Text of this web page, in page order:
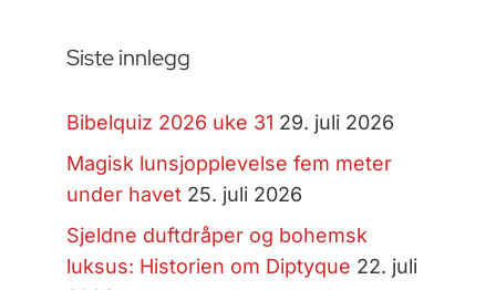
Siste innlegg
Bibelquiz 2026 uke 31 29. juli 2026
Magisk lunsjopplevelse fem meter
under havet 25. juli 2026
Sjeldne duftdråper og bohemsk
luksus: Historien om Diptyque 22. juli